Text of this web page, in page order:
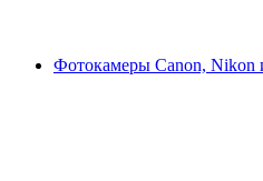
Фотокамеры Canon, Nikon